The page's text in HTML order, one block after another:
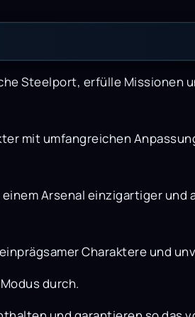
Steelport, erfülle Missionen
mit umfangreichen
Arsenal einzigartiger
Charaktere und
durch.